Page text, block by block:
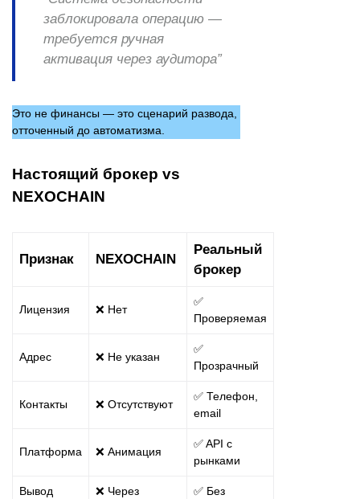
заблокировала операцию —
требуется ручная
активация через аудитора”
Это не финансы — это сценарий развода,
отточенный до автоматизма.
Настоящий брокер vs
NEXOCHAIN
Признак NEXOCHAIN
Реальный
брокер
Лицензия ❌ Нет
✅
Проверяемая
Адрес ❌ Не указан
✅
Прозрачный
Контакты ❌ Отсутствуют
✅ Телефон,
email
Платформа ❌ Анимация
✅ API с
рынками
Вывод
❌ Через
✅ Без